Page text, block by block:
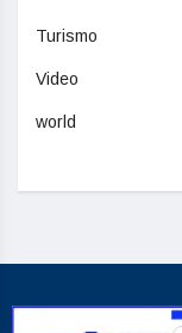
Turismo
Video
world